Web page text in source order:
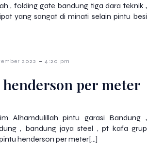
, folding gate bandung tiga dara teknik ,
yang sangat di minati selain pintu besi
2022 - 4:20 pm
per meter
Alhamdulillah pintu garasi Bandung ,
, bandung jaya steel , pt kafa grup
henderson per meter[…]